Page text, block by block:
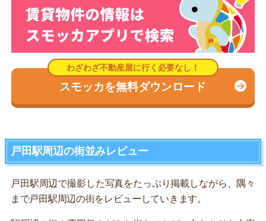
スモッカを無料ダウンロード
戸田駅周辺の街並みレビュー
戸田駅周辺で撮影した写真をたっぷり掲載しながら、隅々
まで戸田駅周辺の街をレビューしていきます。